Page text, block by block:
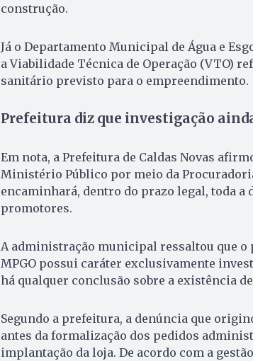
construção.
Já o Departamento Municipal de Água e
a Viabilidade Técnica de Operação (VTO)
sanitário previsto para o empreendimento.
Prefeitura diz que investigação
Em nota, a Prefeitura de Caldas Novas
Ministério Público por meio da
encaminhará, dentro do prazo legal, toda a
promotores.
A administração municipal ressaltou que
MPGO possui caráter exclusivamente
há qualquer conclusão sobre a existência
Segundo a prefeitura, a denúncia que
antes da formalização dos pedidos
implantação da loja. De acordo com a